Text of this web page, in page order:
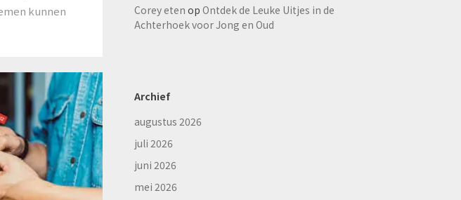
kunnen
Corey eten op Ontdek de Leuke Uitjes in de
Achterhoek voor Jong en Oud
Archief
augustus 2026
juli 2026
juni 2026
mei 2026